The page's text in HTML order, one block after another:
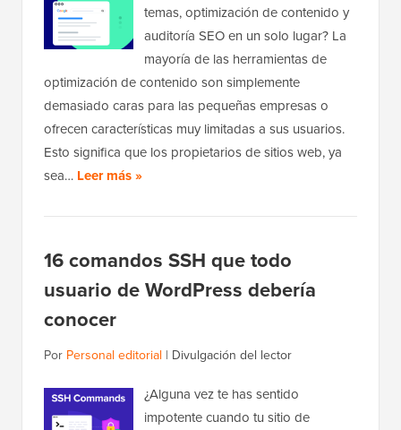
temas, optimización de contenido y
auditoría SEO en un solo lugar? La
mayoría de las herramientas de
optimización de contenido son simplemente
demasiado caras para las pequeñas empresas o
ofrecen características muy limitadas a sus usuarios.
Esto significa que los propietarios de sitios web, ya
sea… Leer más »
16 comandos SSH que todo
usuario de WordPress debería
conocer
Por Personal editorial | Divulgación del lector
¿Alguna vez te has sentido
impotente cuando tu sitio de